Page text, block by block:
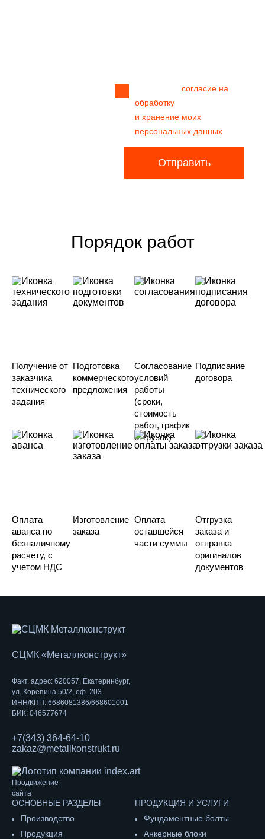
Я даю своёсогласие на
обработку
и хранение моих
персональных данных
Отправить
Порядок работ
Получение от
заказчика
технического
задания
Подготовка
коммерческого
предложения
Согласование
условий
работы
(сроки,
стоимость
работ, график
отгрузок)
Подписание
договора
Оплата
аванса по
безналичному
расчету, с
учетом НДС
Изготовление
заказа
Оплата
оставшейся
части суммы
Отгрузка
заказа и
отправка
оригиналов
документов
СЦМК «Металлконструкт»
Факт. адрес: 620057, Екатеринбург,
ул. Корепина 50/2, оф. 203
ИНН/КПП: 6686081386/668601001
БИК: 046577674
+7(343) 364-64-10
zakaz@metallkonstrukt.ru
Продвижение
сайта
ОСНОВНЫЕ РАЗДЕЛЫ
Производство
Продукция
ПРОДУКЦИЯ И УСЛУГИ
Фундаментные болты
Анкерные блоки